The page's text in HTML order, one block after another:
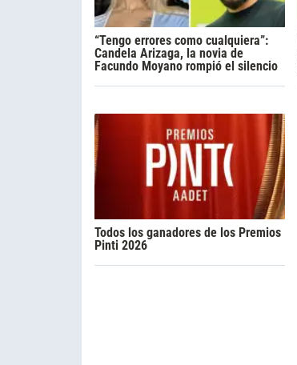
“Tengo errores como cualquiera”:
Candela Arizaga, la novia de
Facundo Moyano rompió el silencio
Todos los ganadores de los Premios
Pinti 2026